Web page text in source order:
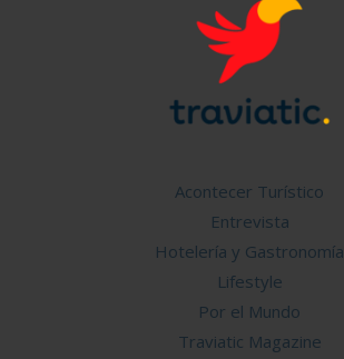
Acontecer Turístico
Entrevista
Hotelería y Gastronomía
Lifestyle
Por el Mundo
Traviatic Magazine